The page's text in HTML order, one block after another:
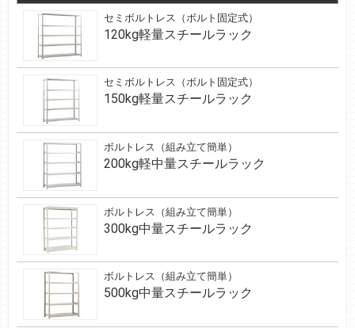
セミボルトレス（ボルト固定式）
120kg軽量スチールラック
セミボルトレス（ボルト固定式）
150kg軽量スチールラック
ボルトレス（組み立て簡単）
200kg軽中量スチールラック
ボルトレス（組み立て簡単）
300kg中量スチールラック
ボルトレス（組み立て簡単）
500kg中量スチールラック